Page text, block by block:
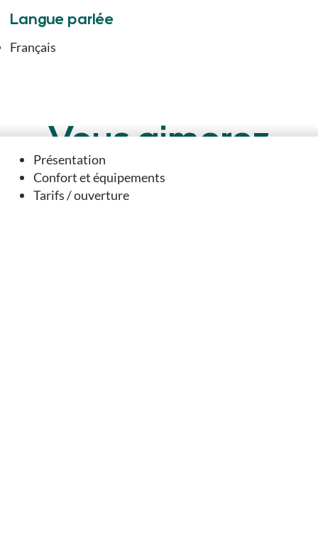
Présentation
Confort et équipements
Tarifs / ouverture
Langue parlée
Français
Vous aimerez
aussi